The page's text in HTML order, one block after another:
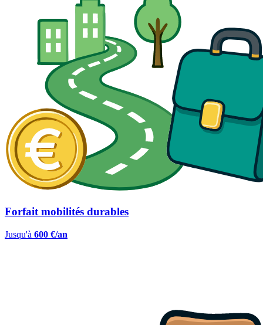
Forfait mobilités durables
Jusqu'à 600 €/an